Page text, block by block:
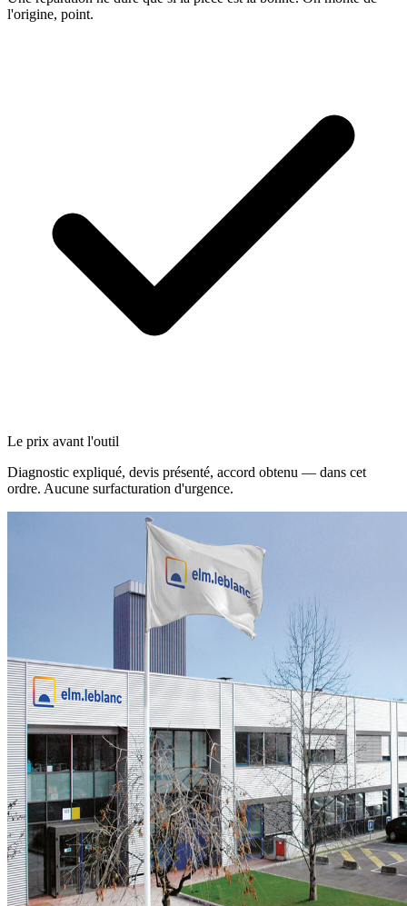
l'origine, point.
Le prix avant l'outil
Diagnostic expliqué, devis présenté, accord obtenu — dans cet
ordre. Aucune surfacturation d'urgence.